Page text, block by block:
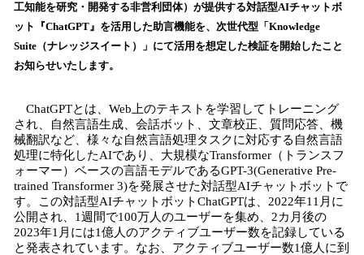
込
み
中
で
工知能を研究・開発する非営利団体）が提供する対話型AIチャットボ
ット『ChatGPT』を活用した助言機能を、次世代型「Knowledge
Suite（ナレッジスイート）」にて活用を想定した検証を開始したこと
お知らせいたします。
ChatGPTとは、Web上のテキストを学習してトレーニング
され、自然言語生成、会話ボット、文章校正、質問応答、機
械翻訳など、様々な自然言語処理タスクに対応する自然言語
処理に特化したAIであり、大規模なTransformer（トランスフ
ォーマー）ベースの言語モデルであるGPT-3(Generative Pre-
trained Transformer 3)を発展させた対話型AIチャットボットで
す。この対話型AIチャットボットChatGPTは、2022年11月に
公開され、1週間で100万人のユーザーを集め、2カ月後の
2023年1月には1億人のアクティブユーザー数を記録している
と発表されています。なお、アクティブユーザー数1億人に到